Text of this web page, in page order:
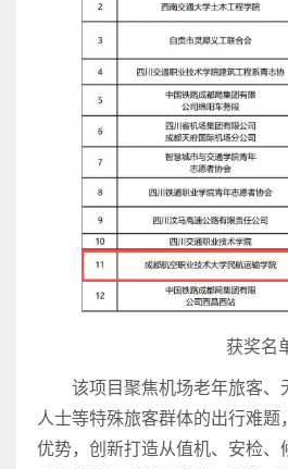
获奖名
该项目聚焦机场老年旅客、
人士等特殊旅客群体的出行难题
优势，创新打造从值机、安检、